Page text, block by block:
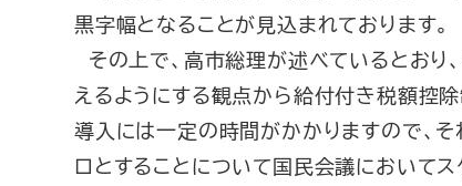
黒字幅となることが見込まれております。
その上で、高市総理が述べているとおり
えるようにする観点から給付付き税額控
導入には一定の時間がかかりますので、
ロとすることについて国民会議において